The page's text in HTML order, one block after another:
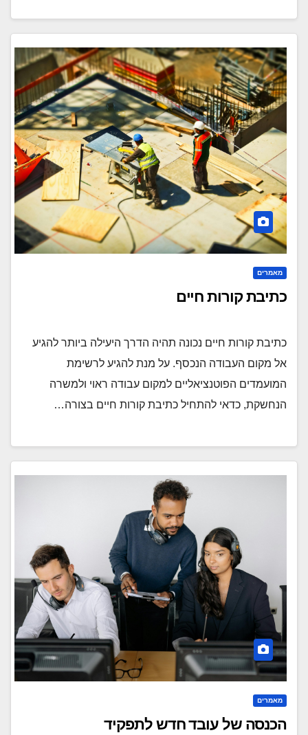
מאמרים
כתיבת קורות חיים
כתיבת קורות חיים נכונה תהיה הדרך היעילה ביותר להגיע
אל מקום העבודה הנכסף. על מנת להגיע לרשימת
המועמדים הפוטנציאליים למקום עבודה ראוי ולמשרה
הנחשקת, כדאי להתחיל כתיבת קורות חיים בצורה…
מאמרים
הכנסה של עובד חדש לתפקיד